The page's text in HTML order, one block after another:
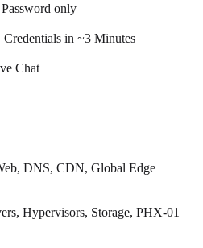
only
in ~3 Minutes
Chat
DNS, CDN, Global Edge
Hypervisors, Storage, PHX-01